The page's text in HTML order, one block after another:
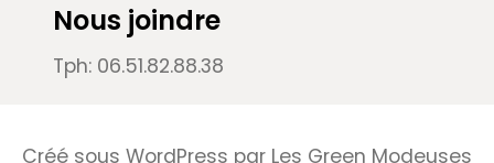
Nous joindre
Tph: 06.51.82.88.38
Créé sous WordPress par Les Green Modeuses